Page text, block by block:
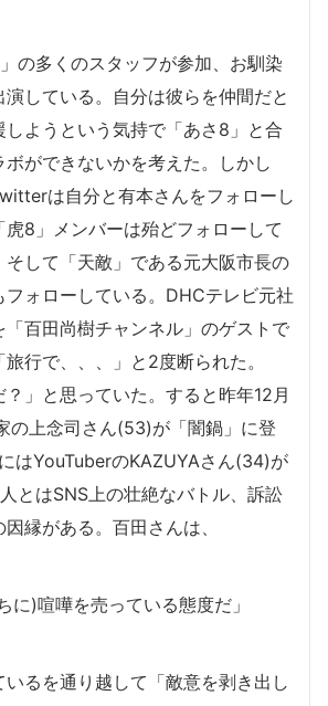
の多くのスタッフが参加、お馴染
している。自分は彼らを仲間だと
しようという気持で「あさ8」と合
ができないかを考えた。しかし
は自分と有本さんをフォローし
虎8」メンバーは殆どフォローして
そして「天敵」である元大阪市長の
ォローしている。DHCテレビ元社
百田尚樹チャンネル」のゲストで
行で、、、」と2度断られた。
？」と思っていた。すると昨年12月
の上念司さん(53)が「闇鍋」に登
はYouTuberのKAZUYAさん(34)が
とはSNS上の壮絶なバトル、訴訟
縁がある。百田さんは、
に)喧嘩を売っている態度だ」
いるを通り越して「敵意を剥き出し